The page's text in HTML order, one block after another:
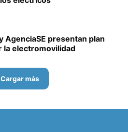
AgenciaSE presentan plan
la electromovilidad
Cargar más